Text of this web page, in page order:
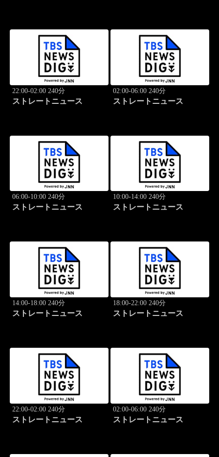
22:00-02:00 240分
ストレートニュース
02:00-06:00 240分
ストレートニュース
06:00-10:00 240分
ストレートニュース
10:00-14:00 240分
ストレートニュース
14:00-18:00 240分
ストレートニュース
18:00-22:00 240分
ストレートニュース
22:00-02:00 240分
ストレートニュース
02:00-06:00 240分
ストレートニュース